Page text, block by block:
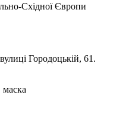
Східної Європи
Городоцькій, 61.
маска